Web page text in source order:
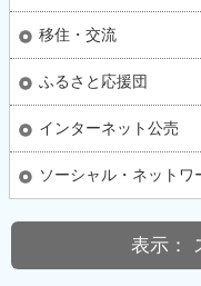
移住・交流
ふるさと応援団
インターネット公売
ソーシャル・ネットワ
表示：